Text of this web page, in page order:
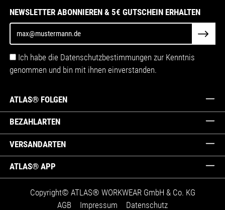
NEWSLETTER ABONNIEREN & 5€ GUTSCHEIN ERHALTEN
Ich habe die Datenschutzbestimmungen zur Kenntnis
genommen und bin mit ihnen einverstanden.
ATLAS® FOLGEN
BEZAHLARTEN
VERSANDARTEN
ATLAS® APP
Copyright© ATLAS® WORKWEAR GmbH & Co. KG
AGB
Impressum Datenschutz